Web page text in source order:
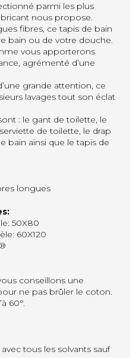
parmi les plus
nous propose.
fibres, ce tapis de bain
bain ou de votre douche.
vous apporterons
agrémenté d’une
grande attention, ce
lavages tout son éclat
: le gant de toilette, le
de toilette, le drap
bain ainsi que le tapis de
longues
50X80
60X120
conseillons une
ne pas brûler le coton.
60°.
tous les solvants sauf